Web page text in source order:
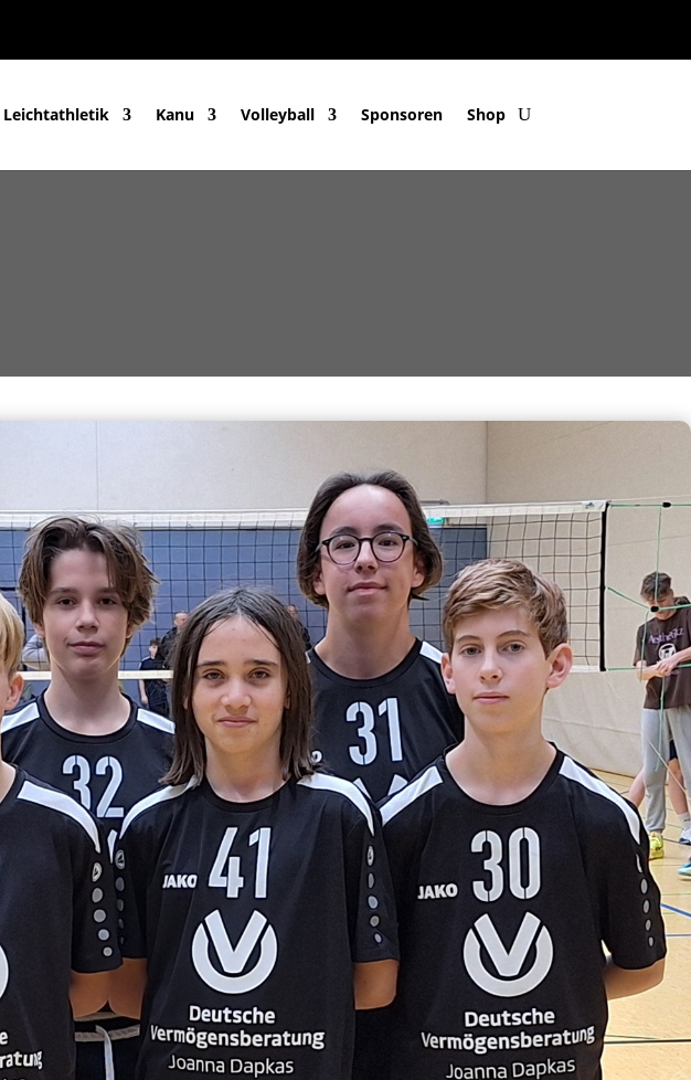
Leichtathletik Kanu Volleyball Sponsoren Shop